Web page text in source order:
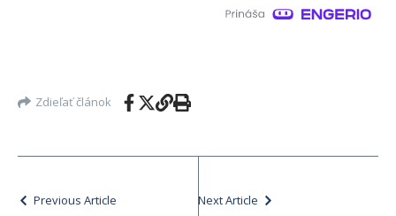
Zdieľať článok
Previous Article Next Article